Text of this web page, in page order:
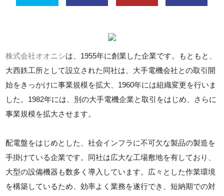
株式会社オオニシは、1955年に創業した企業です。もともと、
大西鉄工所として設立された同社は、大手電機会社との取引開
始をきっかけに事業規模を拡大、1960年には組織変更を行いま
した。1982年には、別の大手電機企業と取引をはじめ、さらに
事業規模を拡大させます。
配電盤をはじめとした、社会インフラに不可欠な製品の製造を
手掛けている企業です。同社は広大な工場敷地を有しており、
大型の設備機器も数多く導入しています。広々とした作業環境
を構築しているため、効率よく業務を遂行でき、短納期での対